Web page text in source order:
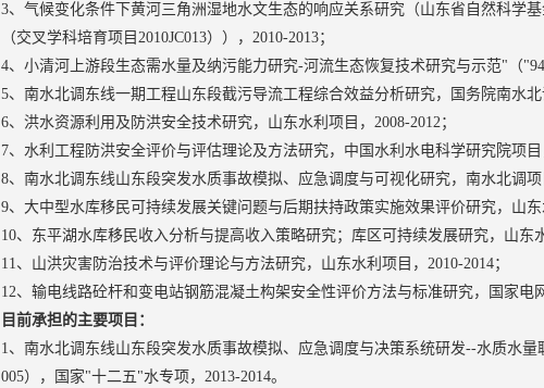
3、气候变化条件下黄河三角洲湿地水文生态的响应关系研究（山东省自然科学
（交叉学科培育项目2010JC013）），2010-2013；
4、小清河上游段生态需水量及纳污能力研究-河流生态恢复技术研究与示范"（
5、南水北调东线一期工程山东段截污导流工程综合效益分析研究，国务院南水北
6、洪水资源利用及防洪安全技术研究，山东水利项目，2008-2012；
7、水利工程防洪安全评价与评估理论及方法研究，中国水利水电科学研究院项目
8、南水北调东线山东段突发水质事故模拟、应急调度与可视化研究，南水北调项
9、大中型水库移民可持续发展关键问题与后期扶持政策实施效果评价研究，山东
10、东平湖水库移民收入分析与提高收入策略研究；库区可持续发展研究，山东
11、山洪灾害防治技术与评价理论与方法研究，山东水利项目，2010-2014；
12、输电线路砼杆和变电站钢筋混凝土构架安全性评价方法与标准研究，国家电网
目前承担的主要项目：
1、南水北调东线山东段突发水质事故模拟、应急调度与决策系统研发--水质水
005），国家"十二五"水专项，2013-2014。